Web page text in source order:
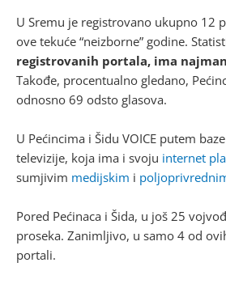
U Sremu je registrovano ukupno 12
ove tekuće “neizborne” godine.
registrovanih portala, ima
Takođe, procentualno gledano,
odnosno 69 odsto glasova.
U Pećincima i Šidu VOICE putem
televizije, koja ima i svoju internet
sumjivim medijskim i
Pored Pećinaca i Šida, u još 25
proseka. Zanimljivo, u samo 4 od
portali.